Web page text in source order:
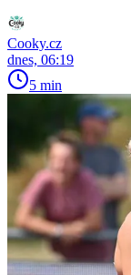
Cooky.cz
dnes, 06:19
5 min